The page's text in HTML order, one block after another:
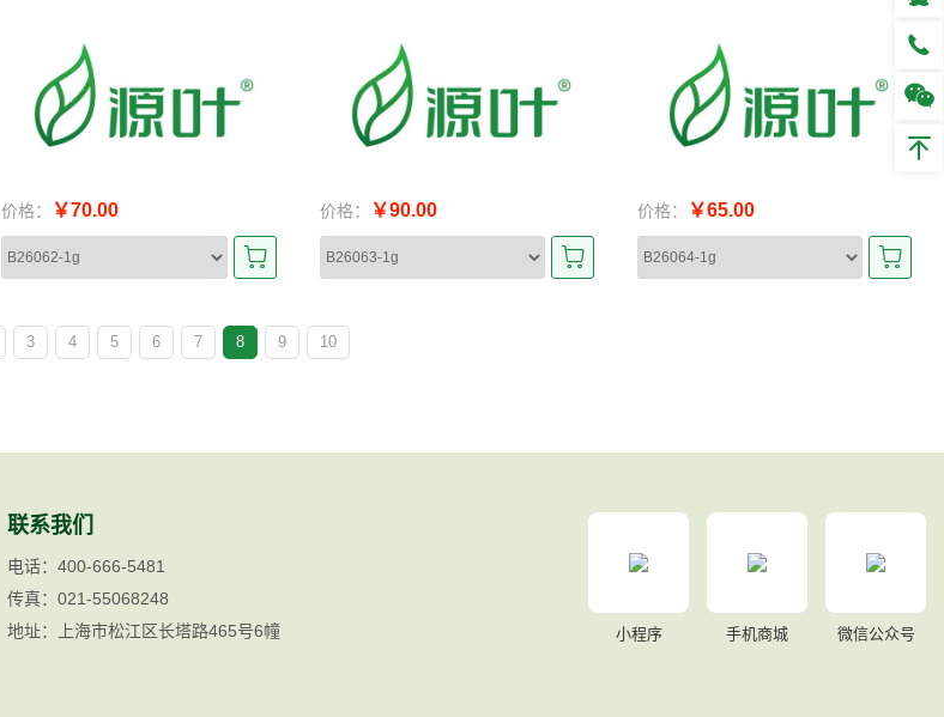
价格： ￥70.00 价格： ￥90.00 价格： ￥65.00
3 4 5 6 7 8 9 10
联系我们
电话：400-666-5481
传真：021-55068248
地址：上海市松江区长塔路465号6幢
小程序 手机商城 微信公众号